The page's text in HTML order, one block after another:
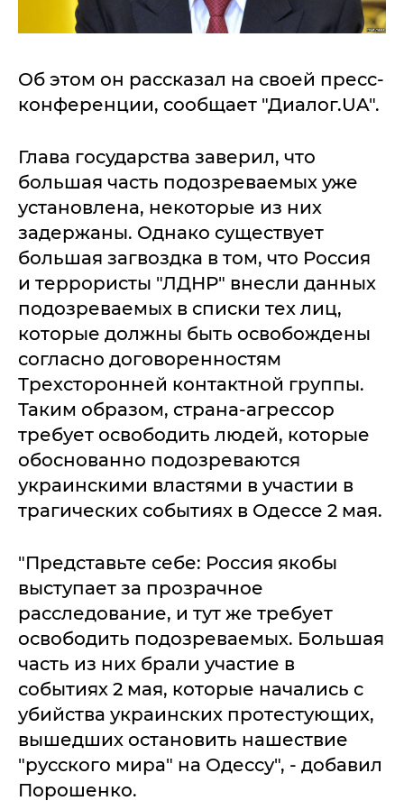
Об этом он рассказал на своей пресс-
конференции, сообщает "Диалог.UA".
Глава государства заверил, что
большая часть подозреваемых уже
установлена, некоторые из них
задержаны. Однако существует
большая загвоздка в том, что Россия
и террористы "ЛДНР" внесли данных
подозреваемых в списки тех лиц,
которые должны быть освобождены
согласно договоренностям
Трехсторонней контактной группы.
Таким образом, страна-агрессор
требует освободить людей, которые
обоснованно подозреваются
украинскими властями в участии в
трагических событиях в Одессе 2 мая.
"Представьте себе: Россия якобы
выступает за прозрачное
расследование, и тут же требует
освободить подозреваемых. Большая
часть из них брали участие в
событиях 2 мая, которые начались с
убийства украинских протестующих,
вышедших остановить нашествие
"русского мира" на Одессу", - добавил
Порошенко.